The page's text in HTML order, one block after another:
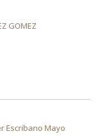
GOMEZ
Escribano Mayo